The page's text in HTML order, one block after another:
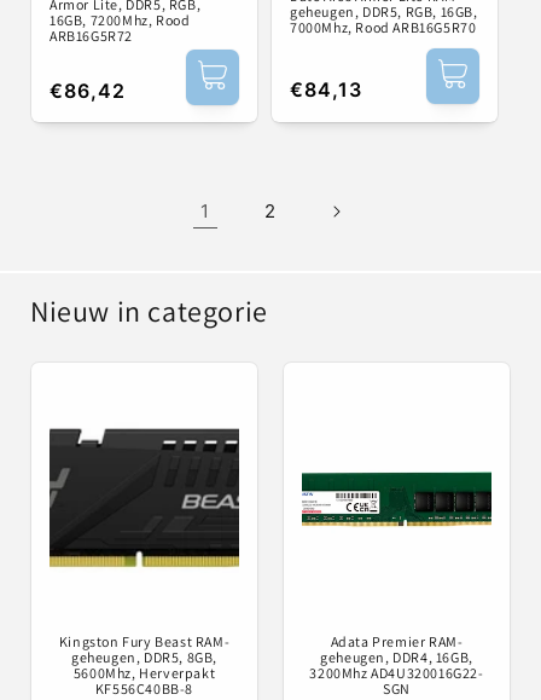
Armor Lite, DDR5, RGB,
16GB, 7200Mhz, Rood
ARB16G5R72
Normale
prijs
€86,42
geheugen, DDR5, RGB, 16GB,
7000Mhz, Rood ARB16G5R70
Normale
prijs
€84,13
1 2
Nieuw in categorie
Kingston Fury Beast RAM-
geheugen, DDR5, 8GB,
5600Mhz, Herverpakt
KF556C40BB-8
Adata Premier RAM-
geheugen, DDR4, 16GB,
3200Mhz AD4U320016G22-
SGN